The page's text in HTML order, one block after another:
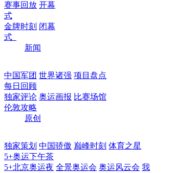
赛事回放 开幕
式
金牌时刻 闭幕
式
新闻
中国军团 世界诸强 项目盘点
每日回顾
独家评论 奥运画报 比赛场馆
伦敦攻略
原创
独家策划 中国骄傲 巅峰时刻 体育之星
5+奥运下午茶
5+北京奥运夜 全景奥运会 奥运风云会 我